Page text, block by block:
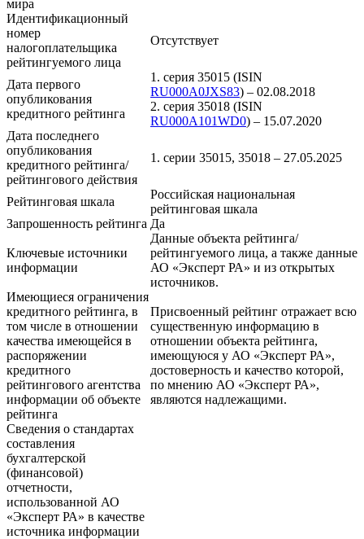
мира
Идентификационный
номер
налогоплательщика
рейтингуемого лица
Отсутствует
Дата первого
опубликования
кредитного рейтинга
1. серия 35015 (ISIN
RU000A0JXS83) – 02.08.2018
2. серия 35018 (ISIN
RU000A101WD0) – 15.07.2020
Дата последнего
опубликования
кредитного рейтинга/
рейтингового действия
1. серии 35015, 35018 – 27.05.2025
Рейтинговая шкала
Российская национальная
рейтинговая шкала
Запрошенность рейтинга Да
Ключевые источники
информации
Данные объекта рейтинга/
рейтингуемого лица, а также данные
АО «Эксперт РА» и из открытых
источников.
Имеющиеся ограничения
кредитного рейтинга, в
том числе в отношении
качества имеющейся в
распоряжении
кредитного
рейтингового агентства
информации об объекте
рейтинга
Присвоенный рейтинг отражает всю
существенную информацию в
отношении объекта рейтинга,
имеющуюся у АО «Эксперт РА»,
достоверность и качество которой,
по мнению АО «Эксперт РА»,
являются надлежащими.
Сведения о стандартах
составления
бухгалтерской
(финансовой)
отчетности,
использованной АО
«Эксперт РА» в качестве
источника информации